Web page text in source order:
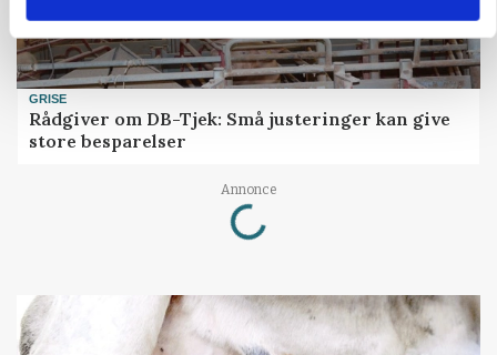
GRISE
Rådgiver om DB-Tjek: Små justeringer kan give
store besparelser
Annonce
Loading...